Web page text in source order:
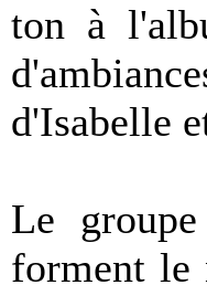
ton à
d'Isabelle
Le
forment le